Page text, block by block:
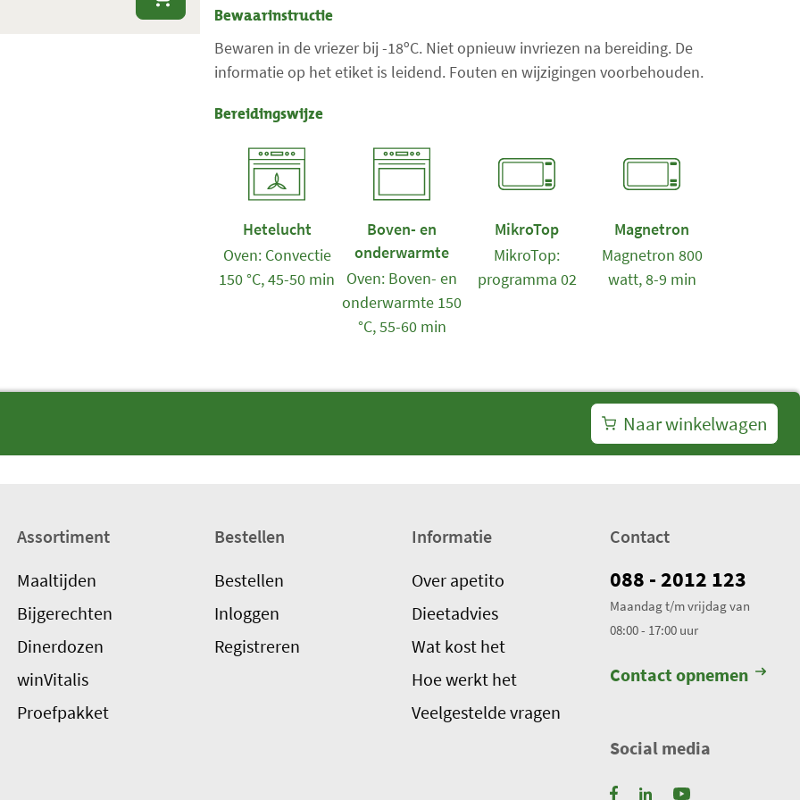
Bewaarinstructie
Bewaren in de vriezer bij -18ºC. Niet opnieuw invriezen na bereiding. De
informatie op het etiket is leidend. Fouten en wijzigingen voorbehouden.
Bereidingswijze
Hetelucht
Oven: Convectie
150 °C, 45-50 min
Boven- en
onderwarmte
Oven: Boven- en
onderwarmte 150
°C, 55-60 min
MikroTop
MikroTop:
programma 02
Magnetron
Magnetron 800
watt, 8-9 min
Naar winkelwagen
Assortiment
Maaltijden
Bijgerechten
Dinerdozen
winVitalis
Proefpakket
Bestellen
Bestellen
Inloggen
Registreren
Informatie
Over apetito
Dieetadvies
Wat kost het
Hoe werkt het
Veelgestelde vragen
Contact
088 - 2012 123
Maandag t/m vrijdag van
08:00 - 17:00 uur
Contact opnemen
Social media